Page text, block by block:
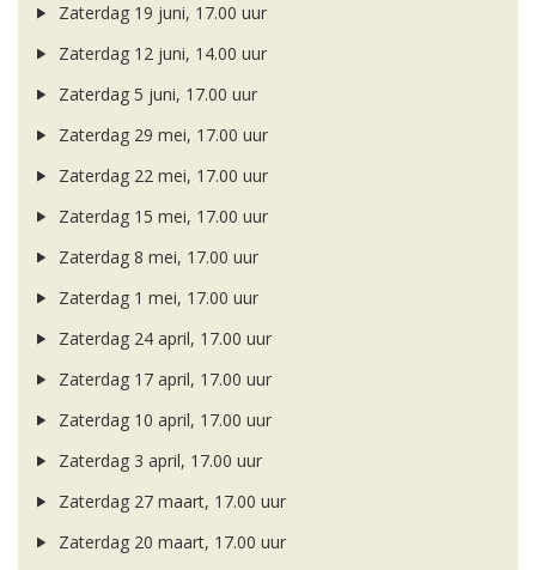
Zaterdag 19 juni, 17.00 uur
Zaterdag 12 juni, 14.00 uur
Zaterdag 5 juni, 17.00 uur
Zaterdag 29 mei, 17.00 uur
Zaterdag 22 mei, 17.00 uur
Zaterdag 15 mei, 17.00 uur
Zaterdag 8 mei, 17.00 uur
Zaterdag 1 mei, 17.00 uur
Zaterdag 24 april, 17.00 uur
Zaterdag 17 april, 17.00 uur
Zaterdag 10 april, 17.00 uur
Zaterdag 3 april, 17.00 uur
Zaterdag 27 maart, 17.00 uur
Zaterdag 20 maart, 17.00 uur